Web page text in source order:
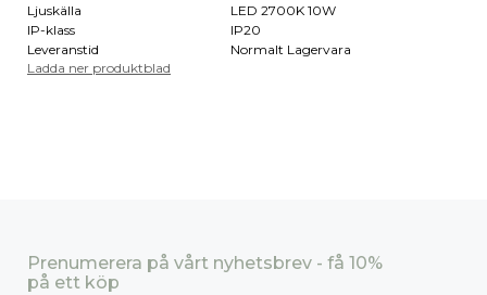
Ljuskälla
LED 2700K 10W
IP-klass
IP20
Leveranstid
Normalt Lagervara
Ladda ner produktblad
Prenumerera på vårt nyhetsbrev - få 10%
på ett köp